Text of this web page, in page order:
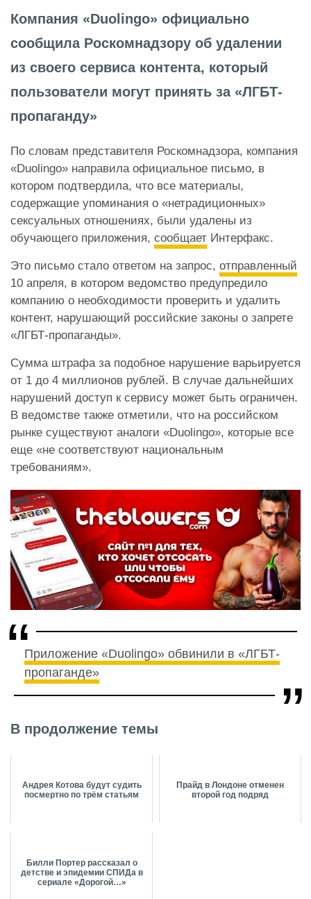
Компания «Duolingo» официально
сообщила Роскомнадзору об удалении
из своего сервиса контента, который
пользователи могут принять за «ЛГБТ-
пропаганду»
По словам представителя Роскомнадзора, компания
«Duolingo» направила официальное письмо, в
котором подтвердила, что все материалы,
содержащие упоминания о «нетрадиционных»
сексуальных отношениях, были удалены из
обучающего приложения, сообщает Интерфакс.
Это письмо стало ответом на запрос, отправленный
10 апреля, в котором ведомство предупредило
компанию о необходимости проверить и удалить
контент, нарушающий российские законы о запрете
«ЛГБТ-пропаганды».
Сумма штрафа за подобное нарушение варьируется
от 1 до 4 миллионов рублей. В случае дальнейших
нарушений доступ к сервису может быть ограничен.
В ведомстве также отметили, что на российском
рынке существуют аналоги «Duolingo», которые все
еще «не соответствуют национальным
требованиям».
Приложение «Duolingo» обвинили в «ЛГБТ-
пропаганде»
В продолжение темы
Андрея Котова будут судить
посмертно по трём статьям
Прайд в Лондоне отменен
второй год подряд
Билли Портер рассказал о
детстве и эпидемии СПИДа в
сериале «Дорогой…»